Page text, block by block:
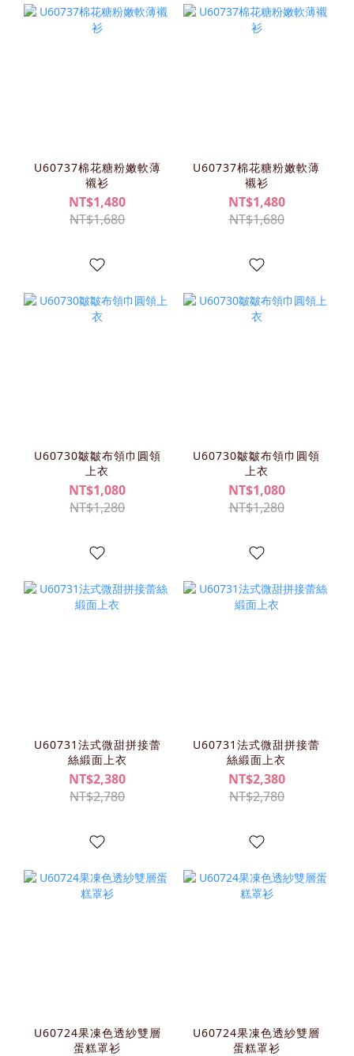
U60737棉花糖粉嫩軟薄
襯衫
NT$1,480
NT$1,680
U60737棉花糖粉嫩軟薄
襯衫
NT$1,480
NT$1,680
U60730皺皺布領巾圓領
上衣
NT$1,080
NT$1,280
U60730皺皺布領巾圓領
上衣
NT$1,080
NT$1,280
U60731法式微甜拼接蕾
絲緞面上衣
NT$2,380
NT$2,780
U60731法式微甜拼接蕾
絲緞面上衣
NT$2,380
NT$2,780
U60724果凍色透紗雙層
蛋糕罩衫
U60724果凍色透紗雙層
蛋糕罩衫